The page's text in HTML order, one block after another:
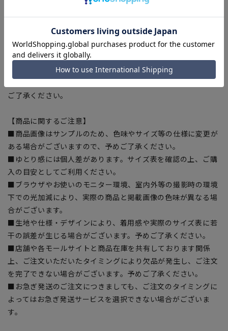
【シルエット】《やや細め(スッキリ)》(当社比)
【お直しについて】
こちらの商品のスラックスは裾上げ済みです。裾直しをする場
合は店舗にて承ります。補正料金については店舗へお問い合わ
せください。商品の股下以上の長さの調節は出来ません、予め
ご了承ください。
【商品に関するご注意】
■商品画像はサンプルのため、色味やサイズ等の仕様に変更が
ある場合がございますので、予めご了承ください。
■ゆとり感には個人差があります。サイズ表を確認の上、ご購
入の目安としてご利用ください。
■ブラウザやお使いのモニター環境、室内外等の撮影時の環境
下での光加減により、実際の商品と掲載画像の色味が異なる場
合がございます。
■生地や仕様・デザインにより、着用感や実際のサイズ表に若
干の誤差が生じる場合がございます。予めご了承ください。
■店舗や各モールサイトと商品在庫を共有しております関係
上、ご注文いただいたタイミングにより欠品が発生し、ご注文
を完了できない場合がございます。予めご了承ください。
■お急ぎ発送のご注文につきましても、ご注文のタイミングに
よってはお急ぎ発送サービスを選択できない場合がございま
す。